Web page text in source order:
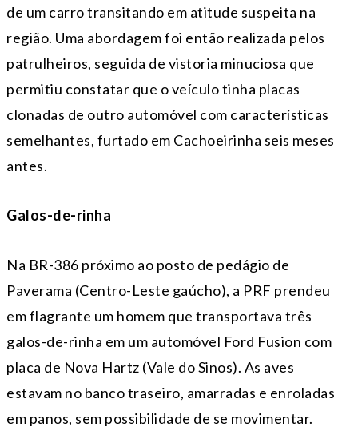
de um carro transitando em atitude suspeita na
região. Uma abordagem foi então realizada pelos
patrulheiros, seguida de vistoria minuciosa que
permitiu constatar que o veículo tinha placas
clonadas de outro automóvel com características
semelhantes, furtado em Cachoeirinha seis meses
antes.
Galos-de-rinha
Na BR-386 próximo ao posto de pedágio de
Paverama (Centro-Leste gaúcho), a PRF prendeu
em flagrante um homem que transportava três
galos-de-rinha em um automóvel Ford Fusion com
placa de Nova Hartz (Vale do Sinos). As aves
estavam no banco traseiro, amarradas e enroladas
em panos, sem possibilidade de se movimentar.